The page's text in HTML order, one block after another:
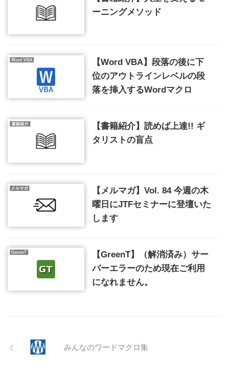
ーニングメソッド
【Word VBA】段落の後に下
位のアウトラインレベルの段
落を挿入するWordマクロ
【書籍紹介】読めば上達!! ギ
タリストの盲点
【メルマガ】Vol. 84 今週の木
曜日にJTFセミナーに登壇いた
します
【GreenT】（解消済み）サー
バーエラーのため現在ご利用
になれません。
みんなのワードマクロ集